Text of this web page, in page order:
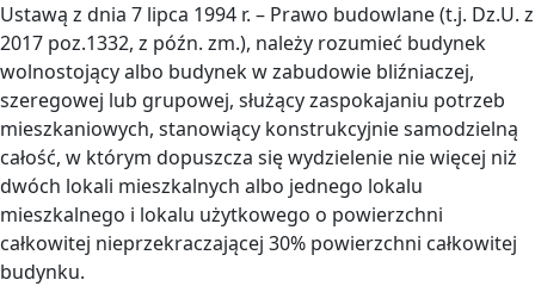
Ustawą z dnia 7 lipca 1994 r. – Prawo budowlane (t.j. Dz.U. z
2017 poz.1332, z późn. zm.), należy rozumieć budynek
wolnostojący albo budynek w zabudowie bliźniaczej,
szeregowej lub grupowej, służący zaspokajaniu potrzeb
mieszkaniowych, stanowiący konstrukcyjnie samodzielną
całość, w którym dopuszcza się wydzielenie nie więcej niż
dwóch lokali mieszkalnych albo jednego lokalu
mieszkalnego i lokalu użytkowego o powierzchni
całkowitej nieprzekraczającej 30% powierzchni całkowitej
budynku.